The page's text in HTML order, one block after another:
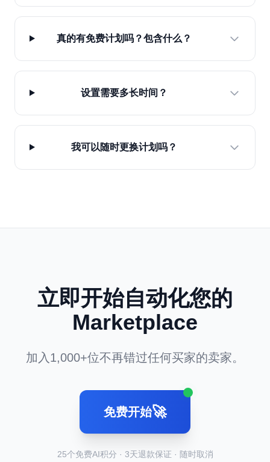
真的有免费计划吗？包含什么？
设置需要多长时间？
我可以随时更换计划吗？
立即开始自动化您的
Marketplace
加入1,000+位不再错过任何买家的卖家。
免费开始🚀
25个免费AI积分 · 3天退款保证 · 随时取消